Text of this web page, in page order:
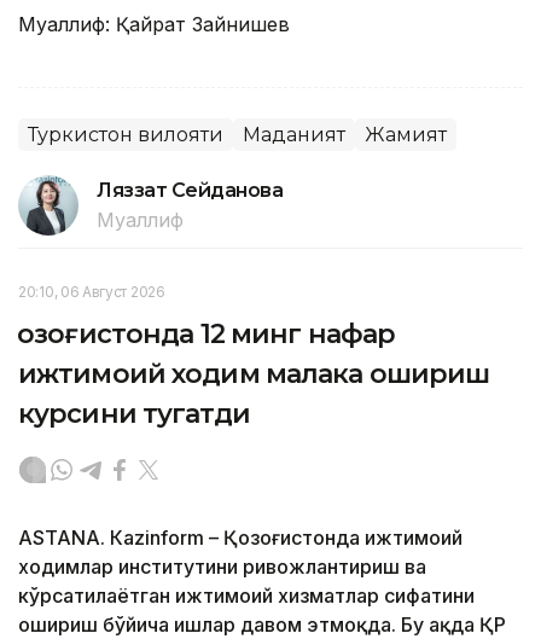
Муаллиф: Қайрат Зайнишев
Туркистон вилояти Маданият Жамият
Ляззат Сейданова
Муаллиф
20:10, 06 Август 2026
Қозоғистонда 12 минг нафар
ижтимоий ходим малака ошириш
курсини тугатди
ASTANА. Кazinform – Қозоғистонда ижтимоий
ходимлар институтини ривожлантириш ва
кўрсатилаётган ижтимоий хизматлар сифатини
ошириш бўйича ишлар давом этмоқда. Бу ҳақда ҚР